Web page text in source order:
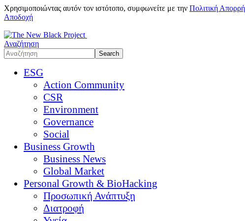
Χρησιμοποιώντας αυτόν τον ιστότοπο, συμφωνείτε με την Πολιτική
Αποδοχή
Αναζήτηση
ESG
Action Community
CSR
Environment
Governance
Social
Business Growth
Business News
Global Market
Personal Growth & BioHacking
Προσωπική Ανάπτυξη
Διατροφή